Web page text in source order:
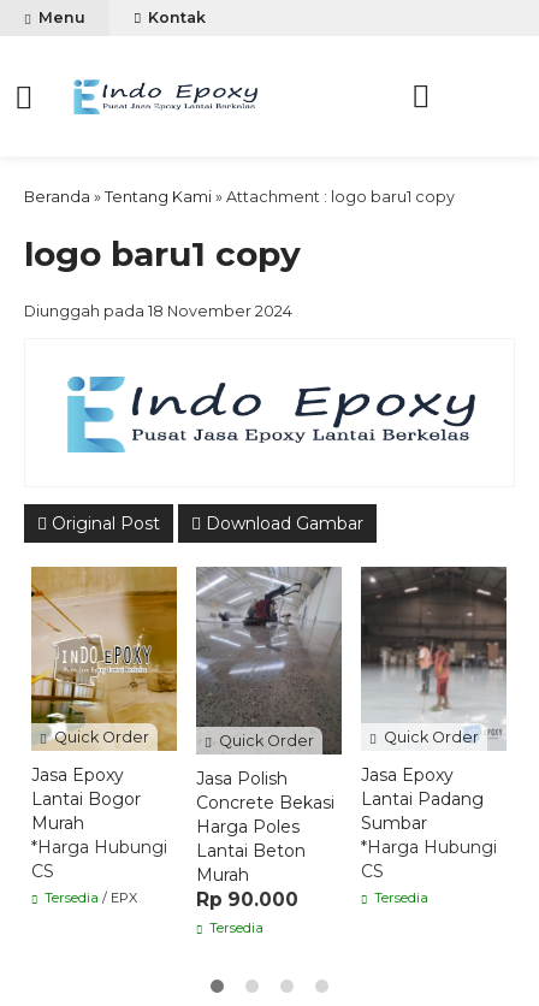
Menu Kontak
Beranda » Tentang Kami » Attachment : logo baru1 copy
logo baru1 copy
Diunggah pada 18 November 2024
Original Post Download Gambar
Quick Order
Jasa Epoxy
Lantai Bogor
Murah
*Harga Hubungi
CS
Tersedia / EPX
Quick Order
Jasa Polish
Concrete Bekasi
Harga Poles
Lantai Beton
Murah
Rp 90.000
Tersedia
Quick Order
Jasa Epoxy
Lantai Padang
Sumbar
*Harga Hubungi
CS
Tersedia